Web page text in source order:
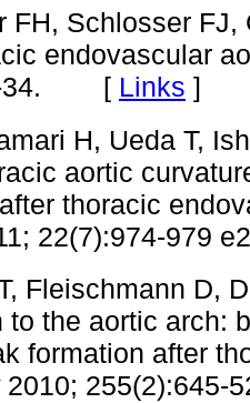
FH, Schlosser
endovascular
34. [ Links ]
H, Ueda T,
aortic
thoracic
22(7):974-
Fleischmann D,
to the aortic arch:
formation after
2010;